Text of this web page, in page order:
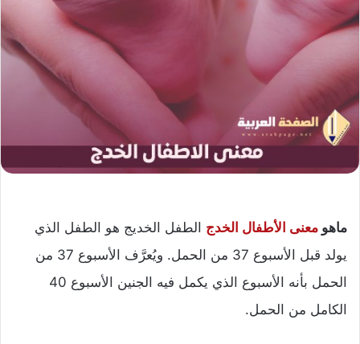
ماهو معنى الأطفال الخدج الطفل الخديج هو الطفل الذي
يولد قبل الأسبوع 37 من الحمل. ويُعرَّف الأسبوع 37 من
الحمل بأنه الأسبوع الذي يكمل فيه الجنين الأسبوع 40
الكامل من الحمل.